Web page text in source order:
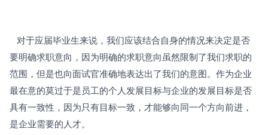
要明确求职意向，因为明确的求职意向虽然限制了我们求职的
范围，但是也向面试官准确地表达出了我们的意图。作为企业
最在意的莫过于是员工的个人发展目标与企业的发展目标是否
具有一致性，因为只有目标一致，才能够向同一个方向前进，
是企业需要的人才。